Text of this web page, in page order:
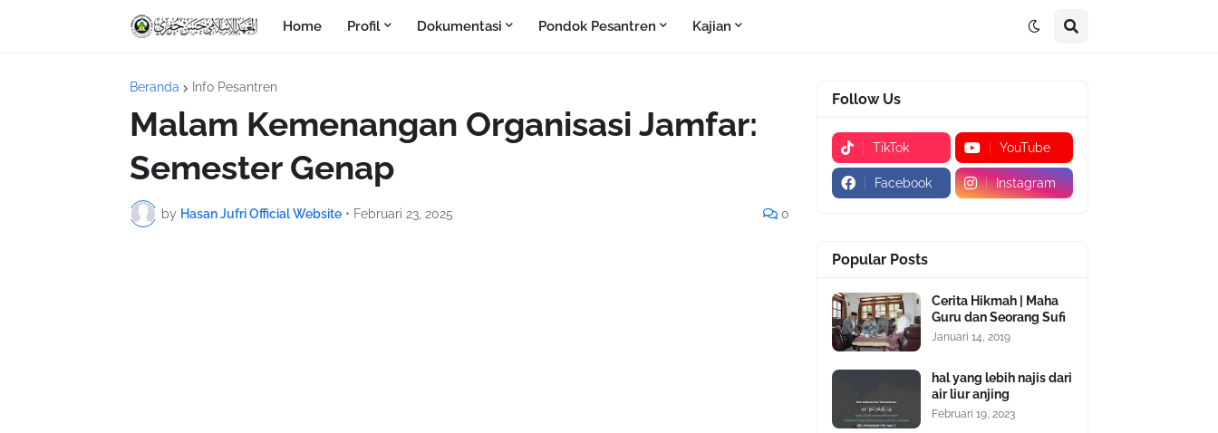
Home Profil Dokumentasi Pondok Pesantren Kajian
Beranda Info Pesantren
Malam Kemenangan Organisasi Jamfar:
Semester Genap
by Hasan Jufri Official Website • Februari 23, 2025 0
Follow Us
TikTok YouTube
Facebook Instagram
Popular Posts
Cerita Hikmah | Maha
Guru dan Seorang Sufi
Januari 14, 2019
hal yang lebih najis dari
air liur anjing
Februari 19, 2023